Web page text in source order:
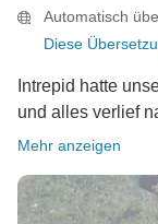
Automatisch
Diese
Intrepid hatte
und alles verlief
Mehr anzeigen